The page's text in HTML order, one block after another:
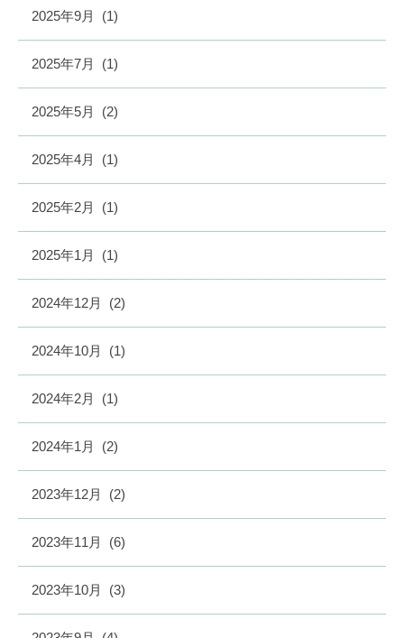
2025年9月 (1)
2025年7月 (1)
2025年5月 (2)
2025年4月 (1)
2025年2月 (1)
2025年1月 (1)
2024年12月 (2)
2024年10月 (1)
2024年2月 (1)
2024年1月 (2)
2023年12月 (2)
2023年11月 (6)
2023年10月 (3)